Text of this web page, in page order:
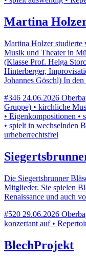
Martina
Martina Holzer studierte
Musik und Theater in
(Klasse Prof. Helga
Hinterberger,
Johannes Göschl) In
#346 24.06.2026
Gruppe) • kirchliche
• Eigenkompositionen •
• spielt in wechselnden
urheberrechtsfrei
Die Siegertsbrunner
Mitglieder. Sie spielen
Renaissance und auch
#520 29.06.2026
konzertant auf •
BlechProjekt